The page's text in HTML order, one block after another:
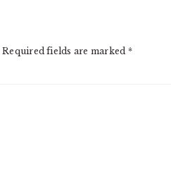
Required fields are marked *